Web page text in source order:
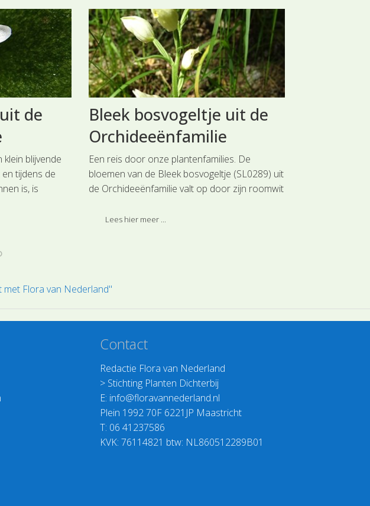
de
blijvende
tijdens de
is, is
Bleek bosvogeltje uit de
Orchideeënfamilie
Een reis door onze plantenfamilies. De
bloemen van de Bleek bosvogeltje (SL0289) uit
de Orchideeënfamilie valt op door zijn roomwit
bloemen.. Deze soort is ingedeeld bij de
Lees hier meer ...
met Flora van Nederland"
Contact
Redactie Flora van Nederland
> Stichting Planten Dichterbij
E: info@floravannederland.nl
Plein 1992 70F 6221JP Maastricht
T: 06 41237586
KVK: 76114821 btw: NL860512289B01